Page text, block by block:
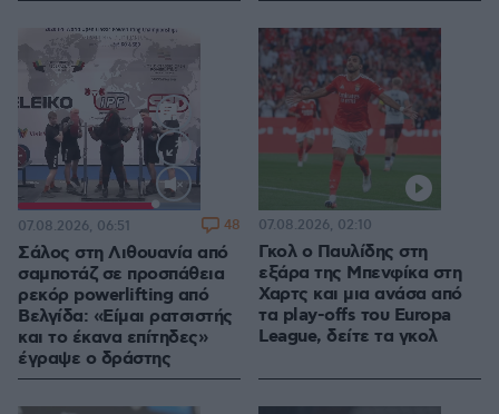
Loaded:
100.00%
Σάλος στη Λιθουανία από
σαμποτάζ σε προσπάθεια
ρεκόρ powerlifting από
Βελγίδα: «Είμαι ρατσιστής
και το έκανα επίτηδες»
έγραψε ο δράστης
07.08.2026, 06:51 48
Γκολ ο Παυλίδης στη
εξάρα της Μπενφίκα στη
Χαρτς και μια ανάσα από
τα play-offs του Europa
League, δείτε τα γκολ
07.08.2026, 02:10